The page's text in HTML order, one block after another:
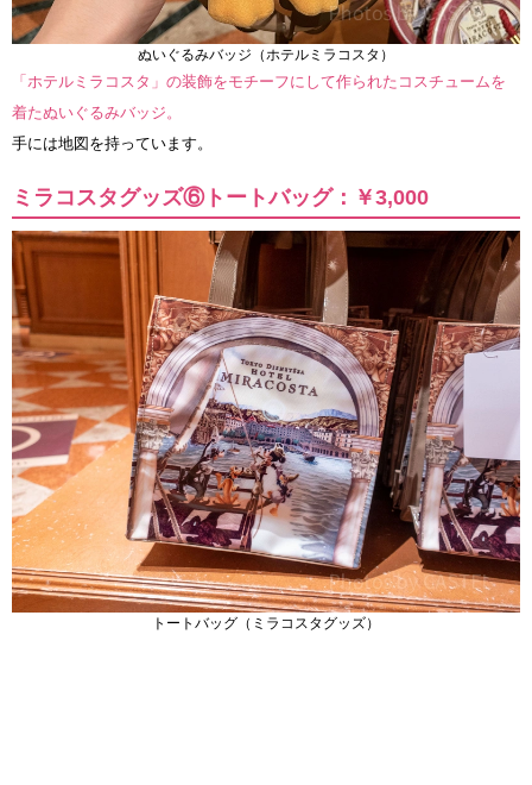
ぬいぐるみバッジ（ホテルミラコスタ）
「ホテルミラコスタ」の装飾をモチーフにして作られたコスチュームを
着たぬいぐるみバッジ。
手には地図を持っています。
ミラコスタグッズ⑥トートバッグ：￥3,000
トートバッグ（ミラコスタグッズ）